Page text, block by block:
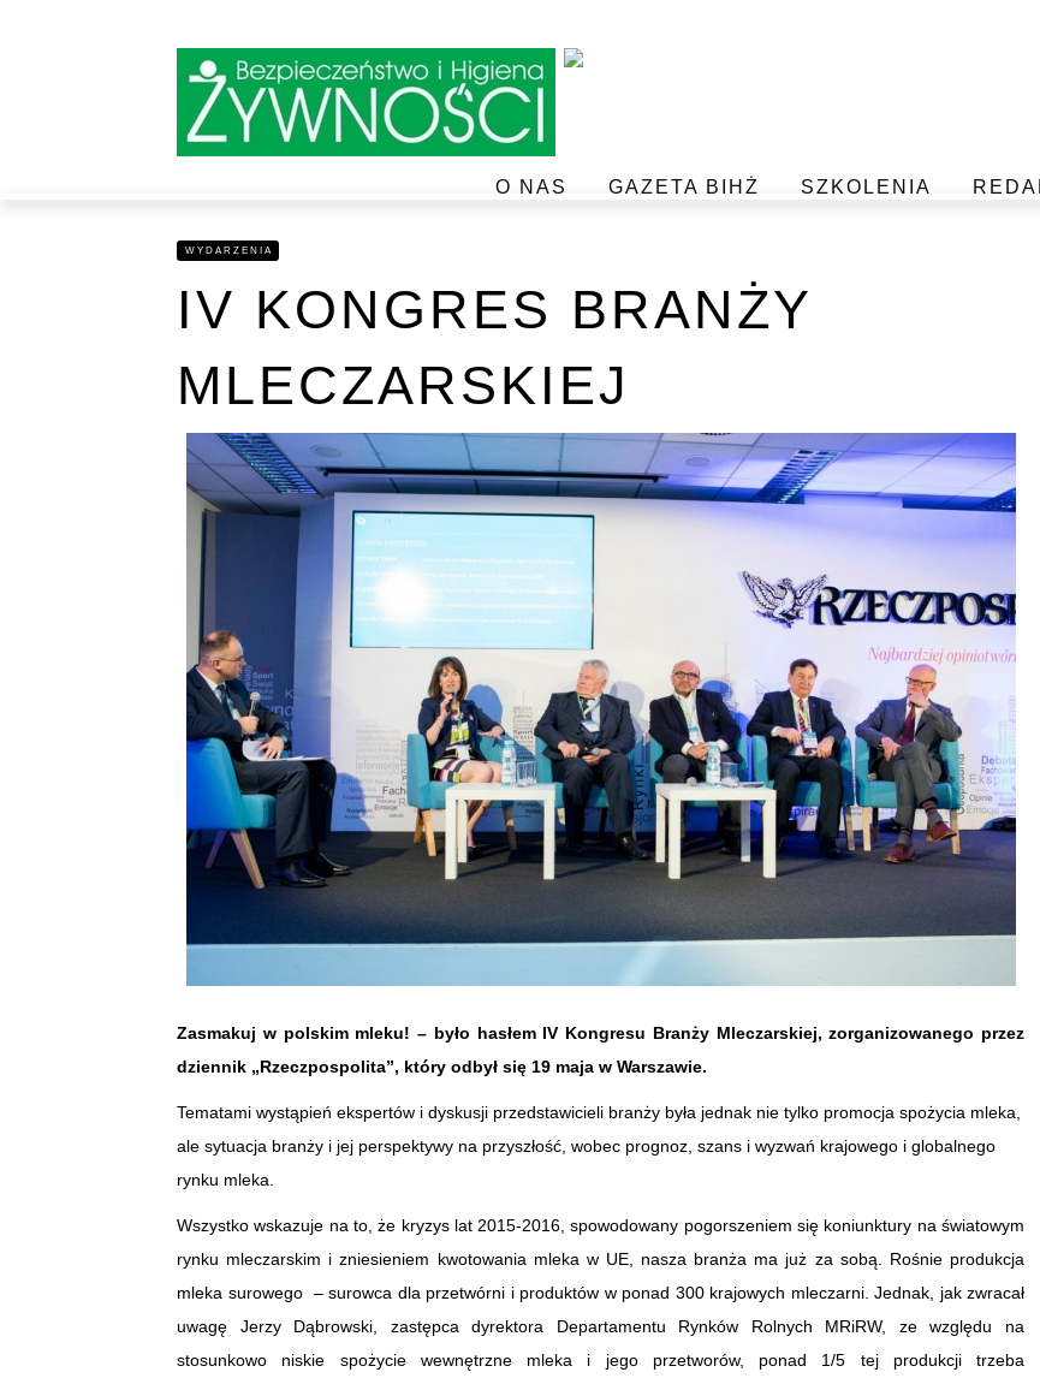
O NAS GAZETA BIHŻ SZKOLENIA
WYDARZENIA
IV KONGRES BRANŻY
MLECZARSKIEJ
Zasmakuj w polskim mleku! – było hasłem IV Kongresu Branży Mleczarskiej, zorganizowanego przez
dziennik „Rzeczpospolita”, który odbył się 19 maja w Warszawie.
Tematami wystąpień ekspertów i dyskusji przedstawicieli branży była jednak nie tylko promocja spożycia mleka,
ale sytuacja branży i jej perspektywy na przyszłość, wobec prognoz, szans i wyzwań krajowego i globalnego
rynku mleka.
Wszystko wskazuje na to, że kryzys lat 2015-2016, spowodowany pogorszeniem się koniunktury na światowym
rynku mleczarskim i zniesieniem kwotowania mleka w UE, nasza branża ma już za sobą . Rośnie produkcja
mleka surowego – surowca dla przetwórni i produktów w ponad 300 krajowych mleczarni. Jednak, jak zwracał
uwagę Jerzy Dąbrowski, zastępca dyrektora Departamentu Rynków Rolnych MRiRW, ze względu na
stosunkowo niskie spożycie wewnętrzne mleka i jego przetworów, ponad 1/5 tej produkcji trzeba